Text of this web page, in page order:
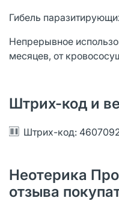
Гибель
Непрерывное
месяцев, от
Штрих-код и
Штрих-код:
Неотерика
отзыва